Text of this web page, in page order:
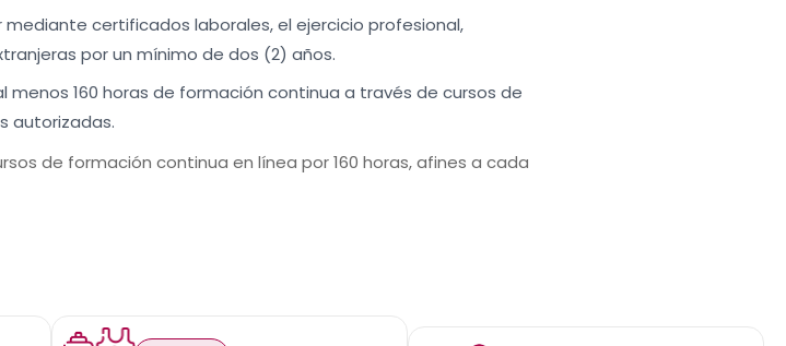
mediante certificados laborales, el ejercicio profesional,
por un mínimo de dos (2) años.
menos 160 horas de formación continua a través de cursos de
autorizadas.
de formación continua en línea por 160 horas, afines a cada